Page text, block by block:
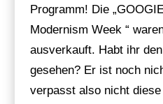
Programm! Die
Modernism Week “
ausverkauft. Habt ihr
gesehen? Er ist noch
verpasst also nicht